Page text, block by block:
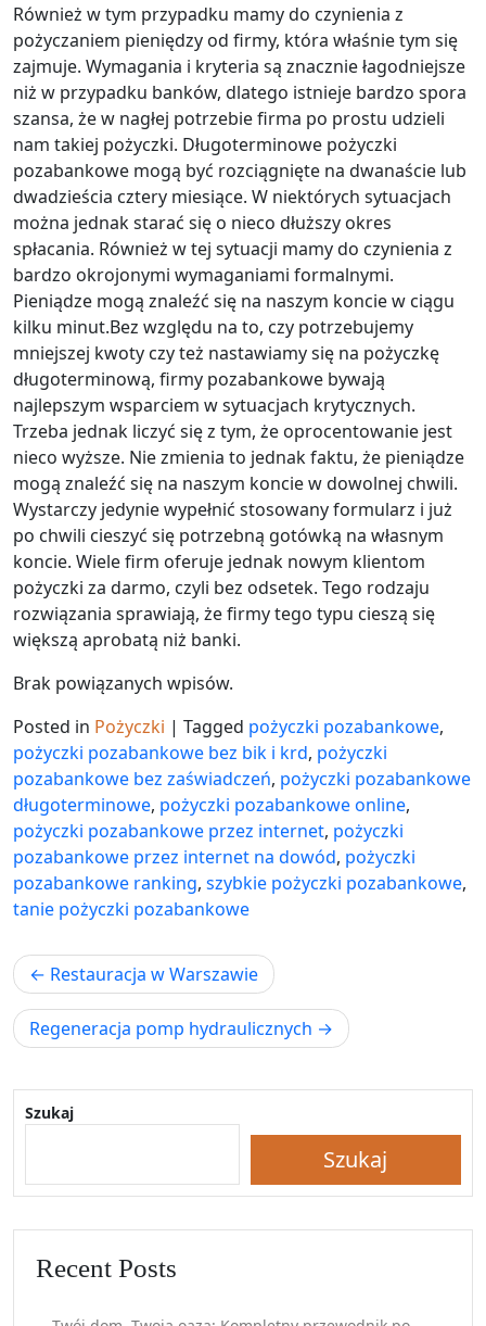
Również w tym przypadku mamy do czynienia z
pożyczaniem pieniędzy od firmy, która właśnie tym się
zajmuje. Wymagania i kryteria są znacznie łagodniejsze
niż w przypadku banków, dlatego istnieje bardzo spora
szansa, że w nagłej potrzebie firma po prostu udzieli
nam takiej pożyczki. Długoterminowe pożyczki
pozabankowe mogą być rozciągnięte na dwanaście lub
dwadzieścia cztery miesiące. W niektórych sytuacjach
można jednak starać się o nieco dłuższy okres
spłacania. Również w tej sytuacji mamy do czynienia z
bardzo okrojonymi wymaganiami formalnymi.
Pieniądze mogą znaleźć się na naszym koncie w ciągu
kilku minut.Bez względu na to, czy potrzebujemy
mniejszej kwoty czy też nastawiamy się na pożyczkę
długoterminową, firmy pozabankowe bywają
najlepszym wsparciem w sytuacjach krytycznych.
Trzeba jednak liczyć się z tym, że oprocentowanie jest
nieco wyższe. Nie zmienia to jednak faktu, że pieniądze
mogą znaleźć się na naszym koncie w dowolnej chwili.
Wystarczy jedynie wypełnić stosowany formularz i już
po chwili cieszyć się potrzebną gotówką na własnym
koncie. Wiele firm oferuje jednak nowym klientom
pożyczki za darmo, czyli bez odsetek. Tego rodzaju
rozwiązania sprawiają, że firmy tego typu cieszą się
większą aprobatą niż banki.
Brak powiązanych wpisów.
Posted in Pożyczki | Tagged pożyczki pozabankowe,
pożyczki pozabankowe bez bik i krd, pożyczki
pozabankowe bez zaświadczeń, pożyczki pozabankowe
długoterminowe, pożyczki pozabankowe online,
pożyczki pozabankowe przez internet, pożyczki
pozabankowe przez internet na dowód, pożyczki
pozabankowe ranking, szybkie pożyczki pozabankowe,
tanie pożyczki pozabankowe
Nawigacja
wpisu
Restauracja w Warszawie
Regeneracja pomp hydraulicznych
Szukaj
Szukaj
Recent Posts